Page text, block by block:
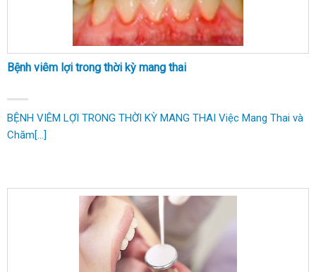
Bệnh viêm lợi trong thời kỳ mang thai
BỆNH VIÊM LỢI TRONG THỜI KỲ MANG THAI Việc Mang Thai và
Chăm[...]